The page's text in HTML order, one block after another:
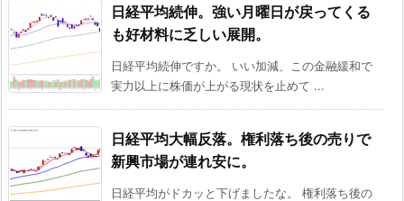
日経平均続伸。強い月曜日が戻ってくる
も好材料に乏しい展開。
日経平均続伸ですか。 いい加減、この金融緩和で
実力以上に株価が上がる現状を止めて ...
日経平均大幅反落。権利落ち後の売りで
新興市場が連れ安に。
日経平均がドカッと下げましたな。 権利落ち後の